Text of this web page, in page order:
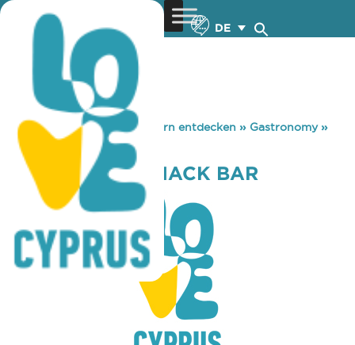
DE
You are here: Home »Zypern entdecken » Gastronomy»
BOOMS PUB – SNACK BAR
BOOMS PUB – SNACK BAR